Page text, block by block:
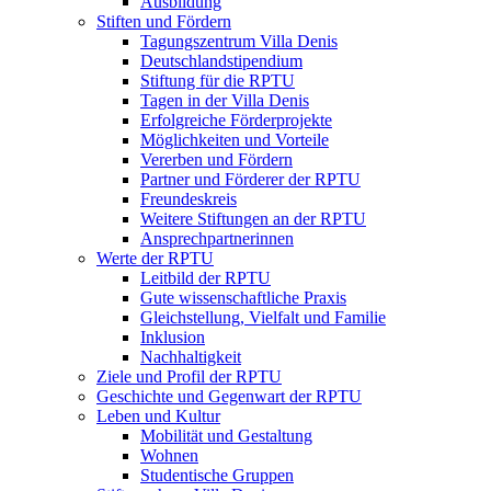
Stiften und Fördern
Tagungszentrum Villa Denis
Deutschlandstipendium
Stiftung für die RPTU
Tagen in der Villa Denis
Erfolgreiche Förderprojekte
Möglichkeiten und Vorteile
Vererben und Fördern
Partner und Förderer der RPTU
Freundeskreis
Weitere Stiftungen an der RPTU
Ansprechpartnerinnen
Werte der RPTU
Leitbild der RPTU
Gute wissenschaftliche Praxis
Gleichstellung, Vielfalt und Familie
Inklusion
Nachhaltigkeit
Ziele und Profil der RPTU
Geschichte und Gegenwart der RPTU
Leben und Kultur
Mobilität und Gestaltung
Wohnen
Studentische Gruppen